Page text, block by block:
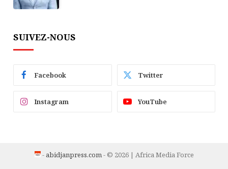
SUIVEZ-NOUS
Facebook Twitter
Instagram YouTube
- abidjanpress.com- © 2026 | Africa Media Force